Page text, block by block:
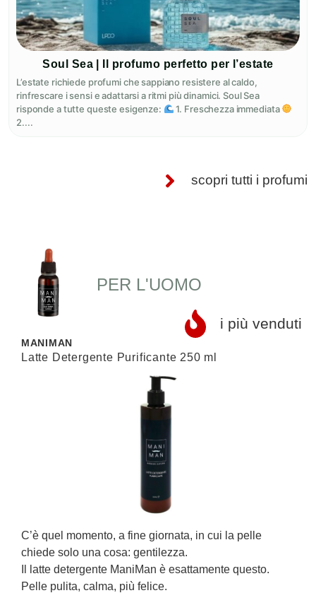
Soul Sea | Il profumo perfetto per l’estate
L’estate richiede profumi che sappiano resistere al caldo,
rinfrescare i sensi e adattarsi a ritmi più dinamici. Soul Sea
risponde a tutte queste esigenze:
1. Freschezza immediata
2....
scopri tutti i profumi
PER L'UOMO
i più venduti
MANIMAN
Latte Detergente Purificante 250 ml
C’è quel momento, a fine giornata, in cui la pelle
chiede solo una cosa: gentilezza.
Il latte detergente ManiMan è esattamente questo.
Pelle pulita, calma, più felice.